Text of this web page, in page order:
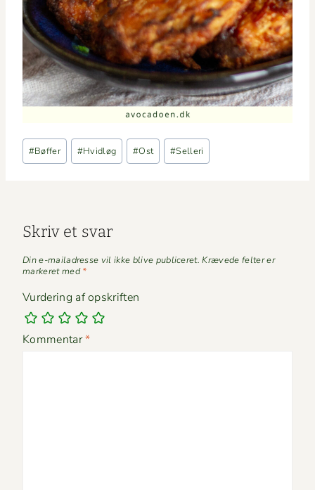
Indlæg-
tags:
#Bøffer #Hvidløg #Ost #Selleri
Skriv et svar
Din e-mailadresse vil ikke blive publiceret. Krævede felter er
markeret med*
Vurdering af opskriften
Kommentar*